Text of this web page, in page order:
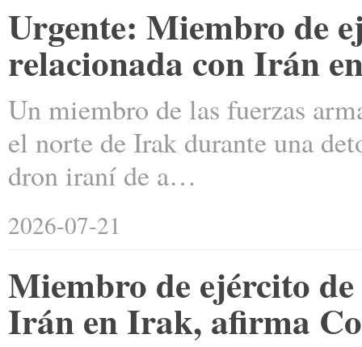
Urgente: Miembro de
relacionada con Irán
Un miembro de las fuerzas
el norte de Irak durante una
dron iraní de a…
2026-07-21
Miembro de ejército
Irán en Irak, afirma